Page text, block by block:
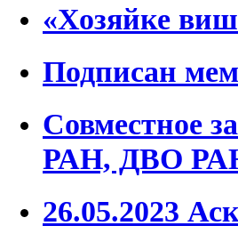
«Хозяйке
Подписан
Совместное
РАН, ДВО
26.05.2023